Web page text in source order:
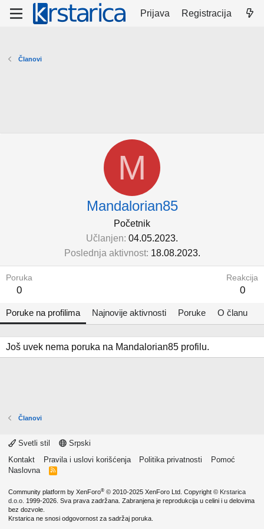
Prijava Registracija
Članovi
M
Mandalorian85
Početnik
Učlanjen 04.05.2023.
Poslednja aktivnost 18.08.2023.
Poruka
0
Reakcija
0
Poruke na profilima Najnovije aktivnosti Poruke O članu
Još uvek nema poruka na Mandalorian85 profilu.
Članovi
Svetli stil
Srpski
Kontakt
Pravila i uslovi korišćenja Politika privatnosti
Pomoć
Naslovna
R
Community platform by XenForo® © 2010-2025 XenForo Ltd. Copyright © Krstarica
d.o.o. 1999-2026. Sva prava zadržana. Zabranjena je reprodukcija u celini i u delovima
bez dozvole.
Krstarica ne snosi odgovornost za sadržaj poruka.